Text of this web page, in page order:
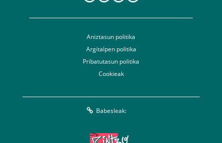
Aniztasun politika
Argitalpen politika
Pribatutasun politika
Cookieak
Babesleak: